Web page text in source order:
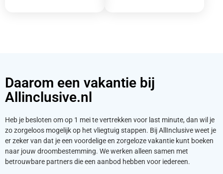
Daarom een vakantie bij
Allinclusive.nl
Heb je besloten om op 1 mei te vertrekken voor last minute, dan wil je
zo zorgeloos mogelijk op het vliegtuig stappen. Bij AllInclusive weet je
er zeker van dat je een voordelige en zorgeloze vakantie kunt boeken
naar jouw droombestemming. We werken alleen samen met
betrouwbare partners die een aanbod hebben voor iedereen.